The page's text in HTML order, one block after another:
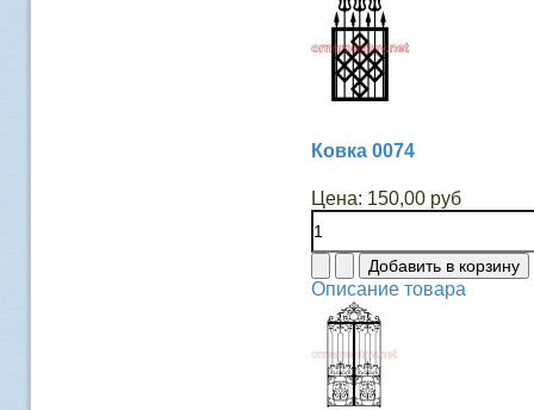
Ковка 0074
Цена: 150,00 руб
Описание товара